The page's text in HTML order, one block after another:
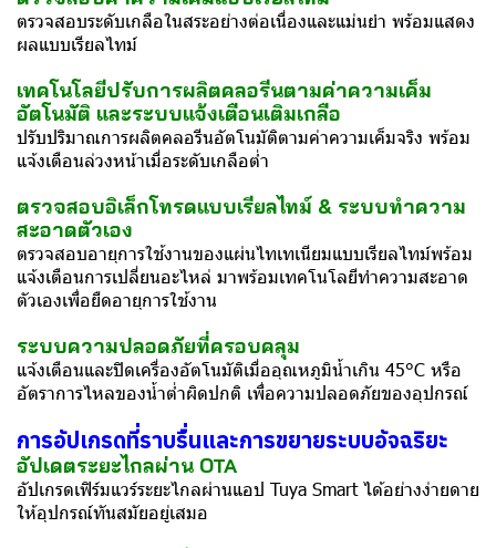
ตรวจสอบระดับเกลือในสระอย่างต่อเนื่องและแม่นยำ พร้อมแสดง
ผลแบบเรียลไทม์
เทคโนโลยีปรับการผลิตคลอรีนตามค่าความเค็ม
อัตโนมัติ และระบบแจ้งเตือนเติมเกลือ
ปรับปริมาณการผลิตคลอรีนอัตโนมัติตามค่าความเค็มจริง พร้อม
แจ้งเตือนล่วงหน้าเมื่อระดับเกลือต่ำ
ตรวจสอบอิเล็กโทรดแบบเรียลไทม์ & ระบบทำความ
สะอาดตัวเอง
ตรวจสอบอายุการใช้งานของแผ่นไทเทเนียมแบบเรียลไทม์พร้อม
แจ้งเตือนการเปลี่ยนอะไหล่ มาพร้อมเทคโนโลยีทำความสะอาด
ตัวเองเพื่อยืดอายุการใช้งาน
ระบบความปลอดภัยที่ครอบคลุม
แจ้งเตือนและปิดเครื่องอัตโนมัติเมื่ออุณหภูมิน้ำเกิน 45°C หรือ
อัตราการไหลของน้ำต่ำผิดปกติ เพื่อความปลอดภัยของอุปกรณ์
การอัปเกรดที่ราบรื่นและการขยายระบบอัจฉริยะ
อัปเดตระยะไกลผ่าน OTA
อัปเกรดเฟิร์มแวร์ระยะไกลผ่านแอป Tuya Smart ได้อย่างง่ายดาย
ให้อุปกรณ์ทันสมัยอยู่เสมอ